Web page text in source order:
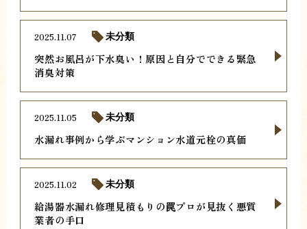
突然お風呂が下水臭い！原因と自分でできる緊急
消臭対策
2025.11.07 未分類
水漏れ事例から学ぶマンション水道元栓の真価
2025.11.05 未分類
給湯器水漏れ修理見積もりの罠プロが見抜く悪質
業者の手口
2025.11.02 未分類